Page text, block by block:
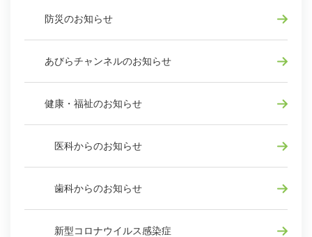
防災のお知らせ
あびらチャンネルのお知らせ
健康・福祉のお知らせ
医科からのお知らせ
歯科からのお知らせ
新型コロナウイルス感染症